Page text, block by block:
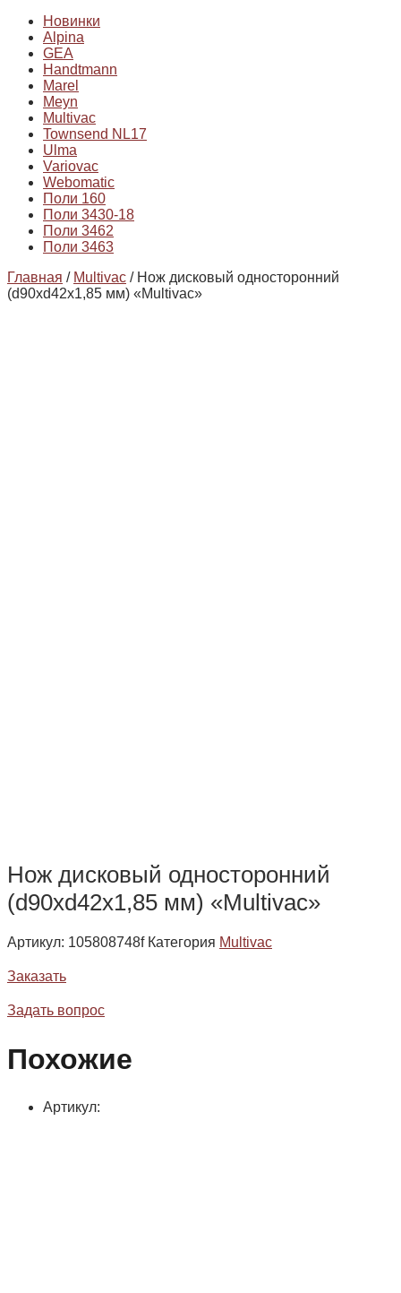
Новинки
Alpina
GEA
Handtmann
Marel
Meyn
Multivac
Townsend NL17
Ulma
Variovac
Webomatic
Поли 160
Поли 3430-18
Поли 3462
Поли 3463
Главная / Multivac / Нож дисковый односторонний
(d90xd42x1,85 мм) «Multivac»
Нож дисковый односторонний
(d90xd42x1,85 мм) «Multivac»
Артикул: 105808748f Категория Multivac
Заказать
Задать вопрос
Похожие
Артикул: